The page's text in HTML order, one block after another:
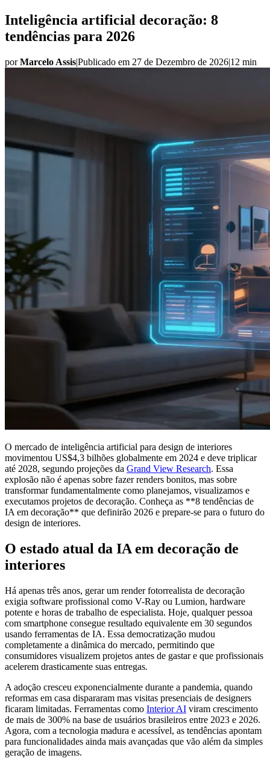
Inteligência artificial decoração: 8
tendências para 2026
porMarcelo Assis|Publicado em 27 de Dezembro de 2026|12 min
O mercado de inteligência artificial para design de interiores
movimentou US$4,3 bilhões globalmente em 2024 e deve triplicar
até 2028, segundo projeções da Grand View Research. Essa
explosão não é apenas sobre fazer renders bonitos, mas sobre
transformar fundamentalmente como planejamos, visualizamos e
executamos projetos de decoração. Conheça as **8 tendências de
IA em decoração** que definirão 2026 e prepare-se para o futuro do
design de interiores.
O estado atual da IA em decoração de
interiores
Há apenas três anos, gerar um render fotorrealista de decoração
exigia software profissional como V-Ray ou Lumion, hardware
potente e horas de trabalho de especialista. Hoje, qualquer pessoa
com smartphone consegue resultado equivalente em 30 segundos
usando ferramentas de IA. Essa democratização mudou
completamente a dinâmica do mercado, permitindo que
consumidores visualizem projetos antes de gastar e que profissionais
acelerem drasticamente suas entregas.
A adoção cresceu exponencialmente durante a pandemia, quando
reformas em casa dispararam mas visitas presenciais de designers
ficaram limitadas. Ferramentas como Interior AI viram crescimento
de mais de 300% na base de usuários brasileiros entre 2023 e 2026.
Agora, com a tecnologia madura e acessível, as tendências apontam
para funcionalidades ainda mais avançadas que vão além da simples
geração de imagens.